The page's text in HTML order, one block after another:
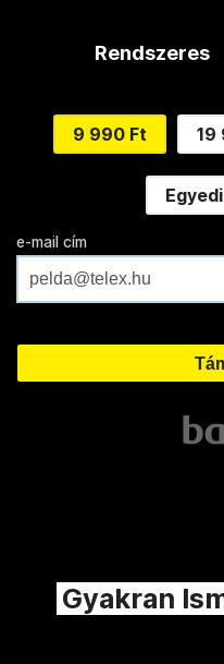
Rendszeres
9 990 Ft 19
e-mail cím
Gyakran